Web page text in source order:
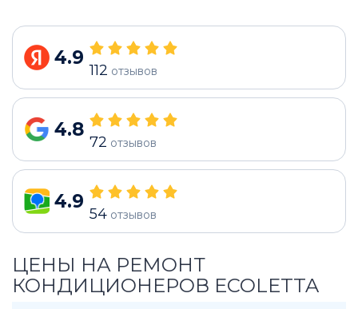
4.9
112 отзывов
4.8
72 отзывов
4.9
54 отзывов
ЦЕНЫ НА РЕМОНТ
КОНДИЦИОНЕРОВ ECOLETTA